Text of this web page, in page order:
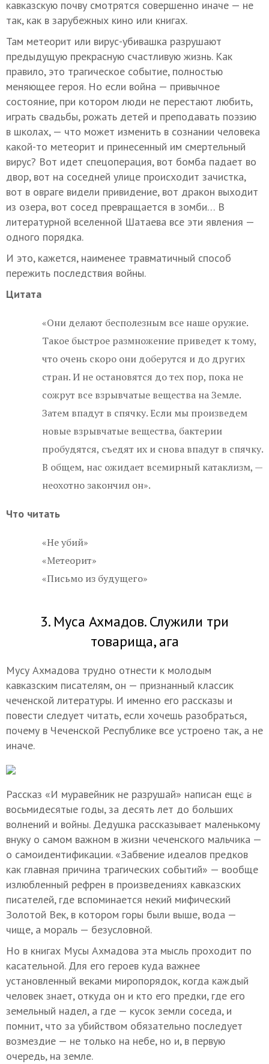
кавказскую почву смотрятся совершенно иначе — не
так, как в зарубежных кино или книгах.
Там метеорит или вирус-убивашка разрушают
предыдущую прекрасную счастливую жизнь. Как
правило, это трагическое событие, полностью
меняющее героя. Но если война — привычное
состояние, при котором люди не перестают любить,
играть свадьбы, рожать детей и преподавать поэзию
в школах, — что может изменить в сознании человека
какой-то метеорит и принесенный им смертельный
вирус? Вот идет спецоперация, вот бомба падает во
двор, вот на соседней улице происходит зачистка,
вот в овраге видели привидение, вот дракон выходит
из озера, вот сосед превращается в зомби… В
литературной вселенной Шатаева все эти явления —
одного порядка.
И это, кажется, наименее травматичный способ
пережить последствия войны.
Цитата
«Они делают бесполезным все наше оружие.
Такое быстрое размножение приведет к тому,
что очень скоро они доберутся и до других
стран. И не остановятся до тех пор, пока не
сожрут все взрывчатые вещества на Земле.
Затем впадут в спячку. Если мы произведем
новые взрывчатые вещества, бактерии
пробудятся, съедят их и снова впадут в спячку.
В общем, нас ожидает всемирный катаклизм, —
неохотно закончил он».
Что читать
«Не убий»
«Метеорит»
«Письмо из будущего»
3. Муса Ахмадов. Служили три
товарища, ага
Мусу Ахмадова трудно отнести к молодым
кавказским писателям, он — признанный классик
чеченской литературы. И именно его рассказы и
повести следует читать, если хочешь разобраться,
почему в Чеченской Республике все устроено так, а не
иначе.
Рассказ «И муравейник не разрушай» написан еще в
восьмидесятые годы, за десять лет до больших
волнений и войны. Дедушка рассказывает маленькому
внуку о самом важном в жизни чеченского мальчика —
о самоидентификации. «Забвение идеалов предков
как главная причина трагических событий» — вообще
излюбленный рефрен в произведениях кавказских
писателей, где вспоминается некий мифический
Золотой Век, в котором горы были выше, вода —
чище, а мораль — безусловной.
Но в книгах Мусы Ахмадова эта мысль проходит по
касательной. Для его героев куда важнее
установленный веками миропорядок, когда каждый
человек знает, откуда он и кто его предки, где его
земельный надел, а где — кусок земли соседа, и
помнит, что за убийством обязательно последует
возмездие — не только на небе, но и, в первую
очередь, на земле.